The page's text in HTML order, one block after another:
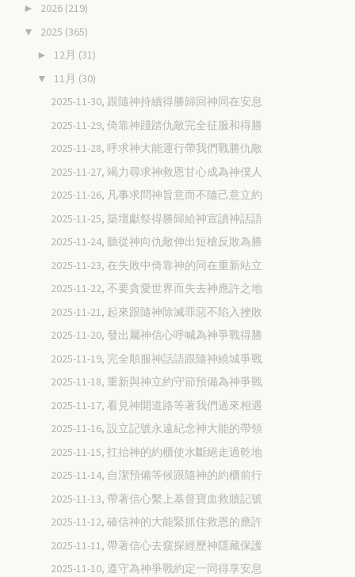
► 2026 (219)
▼ 2025 (365)
► 12月 (31)
▼ 11月 (30)
2025-11-30, 跟隨神持續得勝歸回神同在安息
2025-11-29, 倚靠神踐踏仇敵完全征服和得勝
2025-11-28, 呼求神大能運行帶我們戰勝仇敵
2025-11-27, 竭力尋求神救恩甘心成為神僕人
2025-11-26, 凡事求問神旨意而不隨己意立約
2025-11-25, 築壇獻祭得勝歸給神宣讀神話語
2025-11-24, 聽從神向仇敵伸出短槍反敗為勝
2025-11-23, 在失敗中倚靠神的同在重新站立
2025-11-22, 不要貪愛世界而失去神應許之地
2025-11-21, 起來跟隨神除滅罪惡不陷入挫敗
2025-11-20, 發出屬神信心呼喊為神爭戰得勝
2025-11-19, 完全順服神話語跟隨神繞城爭戰
2025-11-18, 重新與神立約守節預備為神爭戰
2025-11-17, 看見神開道路等著我們過來相遇
2025-11-16, 設立記號永遠紀念神大能的帶領
2025-11-15, 扛抬神的約櫃使水斷絕走過乾地
2025-11-14, 自潔預備等候跟隨神的約櫃前行
2025-11-13, 帶著信心繫上基督寶血救贖記號
2025-11-12, 確信神的大能緊抓住救恩的應許
2025-11-11, 帶著信心去窺探經歷神隱藏保護
2025-11-10, 遵守為神爭戰約定一同得享安息